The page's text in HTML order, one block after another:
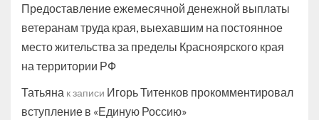
Предоставление ежемесячной денежной выплаты
ветеранам труда края, выехавшим на постоянное
место жительства за пределы Красноярского края
на территории РФ
Татьяна к записи Игорь Титенков прокомментировал
вступление в «Единую Россию»